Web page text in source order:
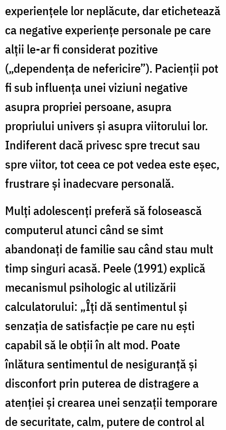
experienţele lor neplăcute, dar etichetează
ca negative experienţe personale pe care
alţii le-ar fi considerat pozitive
(„dependenţa de nefericire”). Pacienţii pot
fi sub influenţa unei viziuni negative
asupra propriei persoane, asupra
propriului univers şi asupra viitorului lor.
Indiferent dacă privesc spre trecut sau
spre viitor, tot ceea ce pot vedea este eşec,
frustrare şi inadecvare personală.
Mulţi adolescenţi preferă să folosească
computerul atunci când se simt
abandonaţi de familie sau când stau mult
timp singuri acasă. Peele (1991) explică
mecanismul psihologic al utilizării
calculatorului: „Îţi dă sentimentul şi
senzaţia de satisfacţie pe care nu eşti
capabil să le obţii în alt mod. Poate
înlătura sentimentul de nesiguranţă şi
disconfort prin puterea de distragere a
atenţiei şi crearea unei senzaţii temporare
de securitate, calm, putere de control al